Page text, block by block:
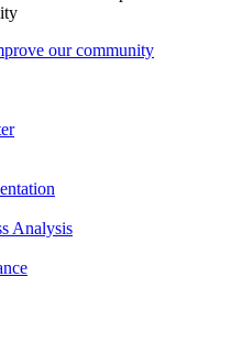
our community
Analysis